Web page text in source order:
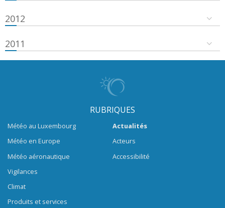
2012
2011
RUBRIQUES
Météo au Luxembourg
Météo en Europe
Météo aéronautique
Vigilances
Climat
Produits et services
Actualités
Acteurs
Accessibilité